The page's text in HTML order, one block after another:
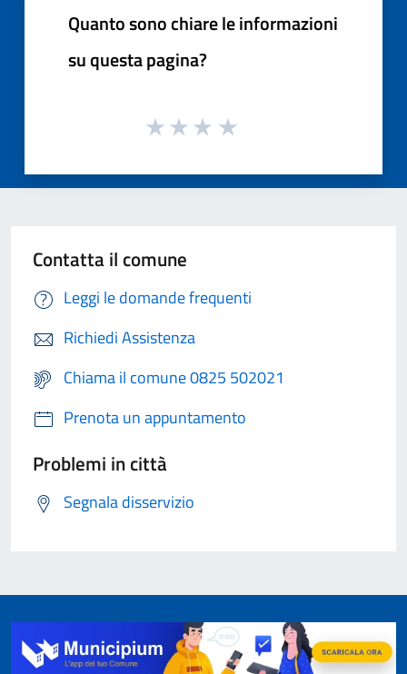
Quanto sono chiare le informazioni
su questa pagina?
Contatta il comune
Leggi le domande frequenti
Richiedi Assistenza
Chiama il comune 0825 502021
Prenota un appuntamento
Problemi in città
Segnala disservizio